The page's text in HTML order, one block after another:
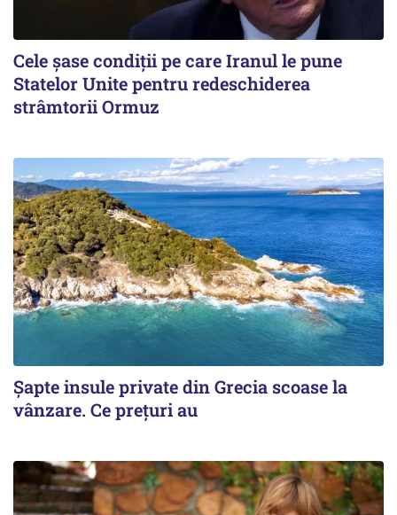
Cele șase condiții pe care Iranul le pune
Statelor Unite pentru redeschiderea
strâmtorii Ormuz
Șapte insule private din Grecia scoase la
vânzare. Ce prețuri au